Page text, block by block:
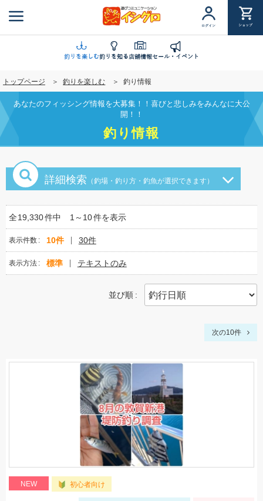
ン
に
移
動
ログイン ショップ
釣りを楽しむ釣りを知る店舗情報セール・イベント
トップページ 釣りを楽しむ 釣り情報
あなたのフィッシング情報を大募集！！喜びと悲しみをみんなに大公
開！！
釣り情報
詳細検索 （釣場・釣り方・釣魚が選択できます）
全19,330件中 1～10件を表示
表示件数 10件 30件
表示方法 標準 テキストのみ
並び順
次の10件
NEW 初心者向け